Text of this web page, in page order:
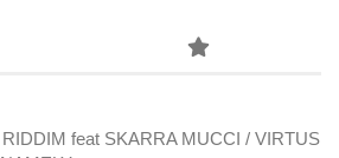
feat SKARRA MUCCI / VIRTUS